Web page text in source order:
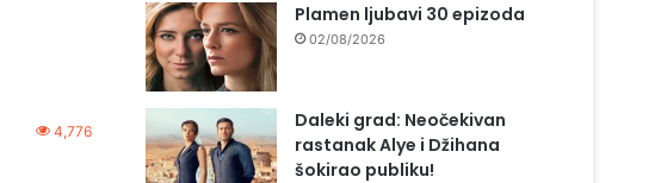
4,776
Plamen ljubavi 30 epizoda
02/08/2026
Daleki grad: Neočekivan
rastanak Alye i Džihana
šokirao publiku!